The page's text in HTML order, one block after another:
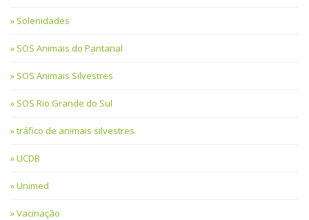
Solenidades
SOS Animais do Pantanal
SOS Animais Silvestres
SOS Rio Grande do Sul
tráfico de animais silvestres
UCDB
Unimed
Vacinação